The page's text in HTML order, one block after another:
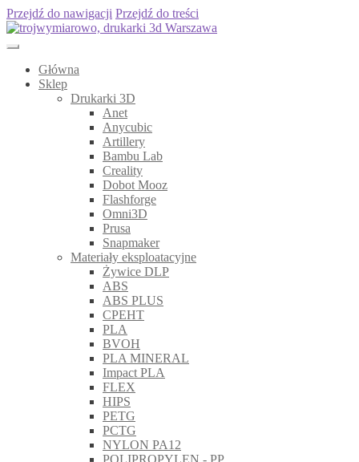
Przejdź do nawigacji Przejdź do treści
Główna
Sklep
Drukarki 3D
Anet
Anycubic
Artillery
Bambu Lab
Creality
Dobot Mooz
Flashforge
Omni3D
Prusa
Snapmaker
Materiały eksploatacyjne
Żywice DLP
ABS
ABS PLUS
CPEHT
PLA
BVOH
PLA MINERAL
Impact PLA
FLEX
HIPS
PETG
PCTG
NYLON PA12
POLIPROPYLEN - PP